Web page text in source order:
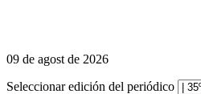
09 de agost de 2026
Seleccionar edición del periódico